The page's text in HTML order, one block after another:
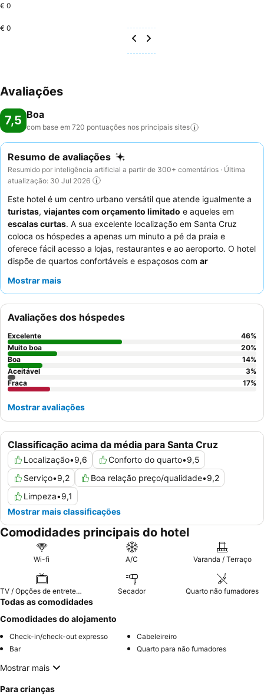
€ 0
€ 0
Avaliações
7,5 Boa
com base em 720 pontuações nos principais sites
Resumo de avaliações
Resumido por inteligência artificial a partir de 300+ comentários · Última
atualização: 30 Jul 2026
Este hotel é um centro urbano versátil que atende igualmente a
turistas, viajantes com orçamento limitado e aqueles em
escalas curtas. A sua excelente localização em Santa Cruz
coloca os hóspedes a apenas um minuto a pé da praia e
oferece fácil acesso a lojas, restaurantes e ao aeroporto. O hotel
dispõe de quartos confortáveis e espaçosos com ar
elogiam consistentemente a simpatia excecional dos
. Para um conforto ideal, considere solicitar um quarto que
não esteja virado para as escadas para minimizar o ruído.
Mostrar mais
Classificação acima da média para Santa Cruz
Localização•9,6 Conforto do quarto•9,5
Serviço•9,2 Boa relação preço/qualidade•9,2
Limpeza•9,1
Mostrar mais classificações
Avaliações dos hóspedes
Excelente 46%
Muito boa
20%
Boa
14%
Aceitável
3%
Fraca
17%
Mostrar avaliações
Comodidades principais do hotel
Wi-fi A/C Varanda / Terraço
TV / Opções de entretenimento Secador Quarto não fumadores
Todas as comodidades
Comodidades do alojamento
Check-in/check-out expresso
Cabeleireiro
Bar
Quarto para não fumadores
Mostrar mais
Para crianças